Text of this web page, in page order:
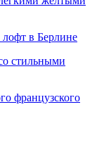
в Берлине
стильными
французского